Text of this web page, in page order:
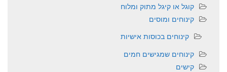
קוגל או קיגל מתוק ומלוח
קינוחים ומוסים
קינוחים בכוסות אישיות
קינוחים שמגישים חמים
קישים